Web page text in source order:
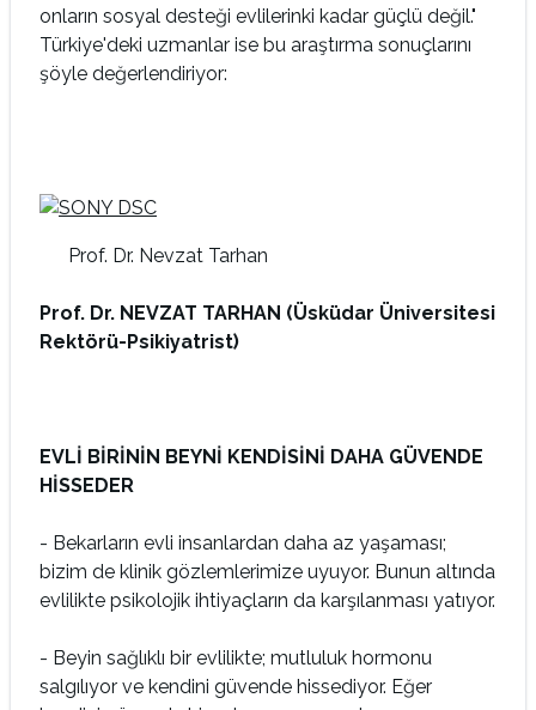
onların sosyal desteği evlilerinki kadar güçlü değil."
Türkiye'deki uzmanlar ise bu araştırma sonuçlarını
şöyle değerlendiriyor:
Prof. Dr. Nevzat Tarhan
Prof. Dr. NEVZAT TARHAN (Üsküdar Üniversitesi
Rektörü-Psikiyatrist)
EVLİ BİRİNİN BEYNİ KENDİSİNİ DAHA GÜVENDE
HİSSEDER
- Bekarların evli insanlardan daha az yaşaması;
bizim de klinik gözlemlerimize uyuyor. Bunun altında
evlilikte psikolojik ihtiyaçların da karşılanması yatıyor.
- Beyin sağlıklı bir evlilikte; mutluluk hormonu
salgılıyor ve kendini güvende hissediyor. Eğer